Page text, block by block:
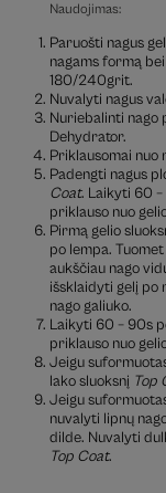
Naudojimas:
Paruošti nagus
nagams formą
180/240grit.
Nuvalyti nagus
Nuriebalinti nago
Dehydrator.
Priklausomai
Padengti nagus
Coat. Laikyti 60 –
priklauso nuo
Pirmą gelio
po lempa.
aukščiau nago
išsklaidyti gelį po
nago galiuko.
Laikyti 60 – 90s
priklauso nuo
Jeigu
lako sluoksnį Top
Jeigu
nuvalyti lipnų
dilde. Nuvalyti
Top Coat.